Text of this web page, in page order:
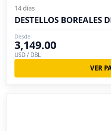
14 días
DESTELLOS BOREALES
Desde
3,149.00
USD / DBL
VER